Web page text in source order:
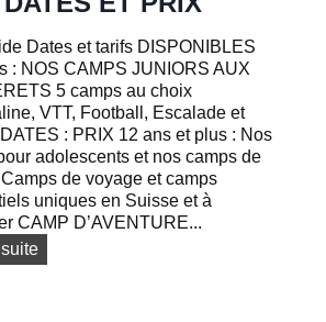
S
m
s
d
e
v
o
y
a
g
e
p
Dates et tarifs DISPONIBLES
: NOS CAMPS JUNIORS AUX
5 camps au choix
VTT, Football, Escalade et
: PRIX 12 ans et plus : Nos
adolescents et nos camps de
de voyage et camps
uniques en Suisse et à
CAMP D’AVENTURE...
N
o